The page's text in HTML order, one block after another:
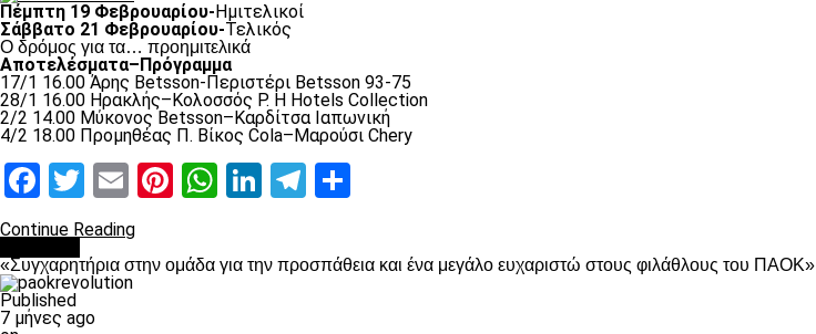
Πέμπτη 19 Φεβρουαρίου-Ημιτελικοί
Σάββατο 21 Φεβρουαρίου-Τελικός
Ο δρόμος για τα… προημιτελικά
Αποτελέσματα–Πρόγραμμα
17/1 16.00 Άρης Betsson-Περιστέρι Betsson 93-75
28/1 16.00 Ηρακλής–Κολοσσός Ρ. H Hotels Collection
2/2 14.00 Μύκονος Betsson–Καρδίτσα Ιαπωνική
4/2 18.00 Προμηθέας Π. Βίκος Cola–Μαρούσι Chery
Facebook
Twitter
EmailPinterest
WhatsApp
LinkedIn
Telegram
Continue Reading
«Συγχαρητήρια στην ομάδα για την προσπάθεια και ένα μεγάλο ευχαριστώ στους φιλάθλους του ΠΑΟΚ»
Published
7 μήνες ago